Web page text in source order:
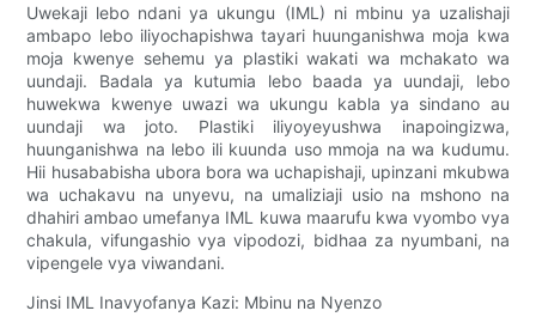
Uwekaji lebo ndani ya ukungu (IML) ni mbinu ya uzalishaji
ambapo lebo iliyochapishwa tayari huunganishwa moja kwa
moja kwenye sehemu ya plastiki wakati wa mchakato wa
uundaji. Badala ya kutumia lebo baada ya uundaji, lebo
huwekwa kwenye uwazi wa ukungu kabla ya sindano au
uundaji wa joto. Plastiki iliyoyeyushwa inapoingizwa,
huunganishwa na lebo ili kuunda uso mmoja na wa kudumu.
Hii husababisha ubora bora wa uchapishaji, upinzani mkubwa
wa uchakavu na unyevu, na umaliziaji usio na mshono na
dhahiri ambao umefanya IML kuwa maarufu kwa vyombo vya
chakula, vifungashio vya vipodozi, bidhaa za nyumbani, na
vipengele vya viwandani.
Jinsi IML Inavyofanya Kazi: Mbinu na Nyenzo